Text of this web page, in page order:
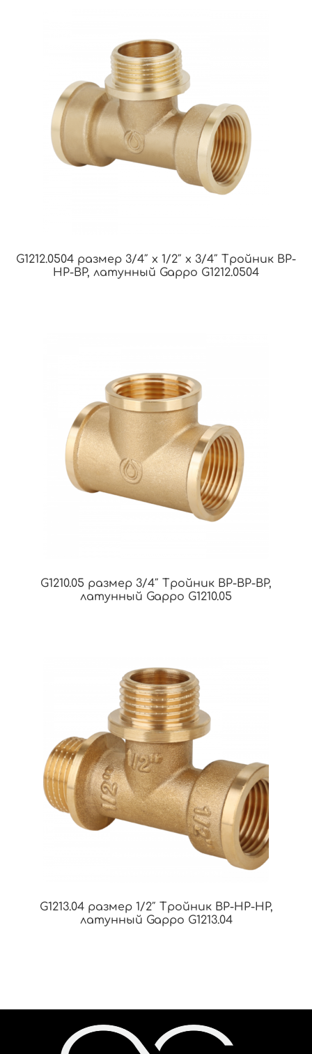
G1212.0504 размер 3/4″ x 1/2″ x 3/4″ Тройник ВР-
НР-ВР, латунный Gappo G1212.0504
G1210.05 размер 3/4″ Тройник ВР-ВР-ВР,
латунный Gappo G1210.05
G1213.04 размер 1/2″ Тройник ВР-НР-НР,
латунный Gappo G1213.04